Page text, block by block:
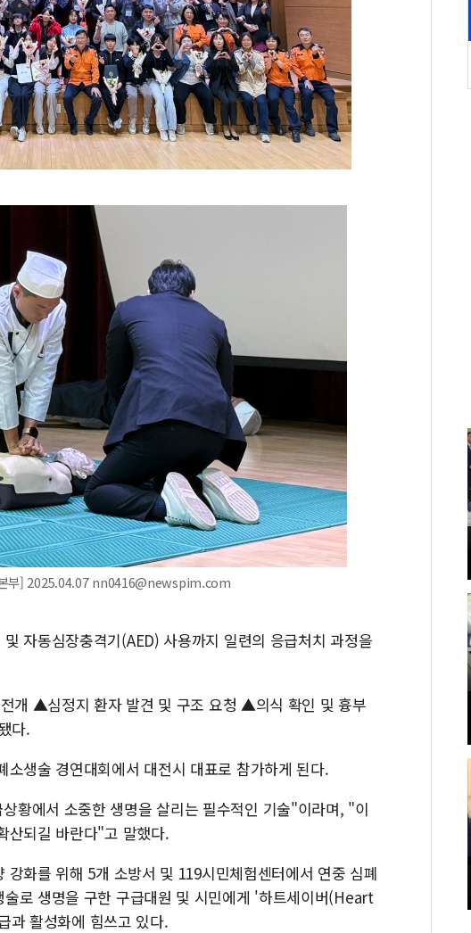
본부] 2025.04.07 nn0416@newspim.com
자동심장충격기(AED) 사용까지 일련의 응급처치 과정을
개 ▲심정지 환자 발견 및 구조 요청 ▲의식 확인 및 흉부
다.
생술 경연대회에서 대전시 대표로 참가하게 된다.
황에서 소중한 생명을 살리는 필수적인 기술"이라며, "이
산되길 바란다"고 말했다.
화를 위해 5개 소방서 및 119시민체험센터에서 연중 심폐
로 생명을 구한 구급대원 및 시민에게 '하트세이버(Heart
과 활성화에 힘쓰고 있다.